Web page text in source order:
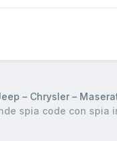
– Chrysler –
spia code con spia